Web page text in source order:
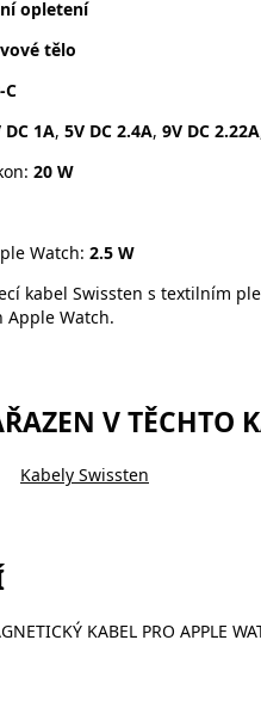
opletení
tělo
C
DC 1A, 5V DC 2.4A, 9V DC 2.22A
20 W
Watch: 2.5 W
kabel Swissten s textilním
Apple Watch.
V TĚCHTO
Kabely Swissten
KABEL PRO APPLE